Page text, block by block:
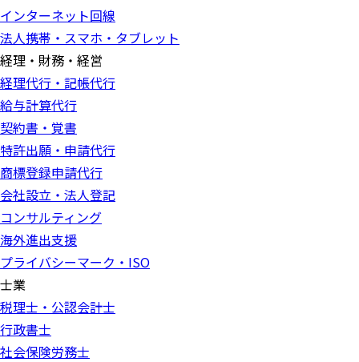
インターネット回線
法人携帯・スマホ・タブレット
経理・財務・経営
経理代行・記帳代行
給与計算代行
契約書・覚書
特許出願・申請代行
商標登録申請代行
会社設立・法人登記
コンサルティング
海外進出支援
プライバシーマーク・ISO
士業
税理士・公認会計士
行政書士
社会保険労務士